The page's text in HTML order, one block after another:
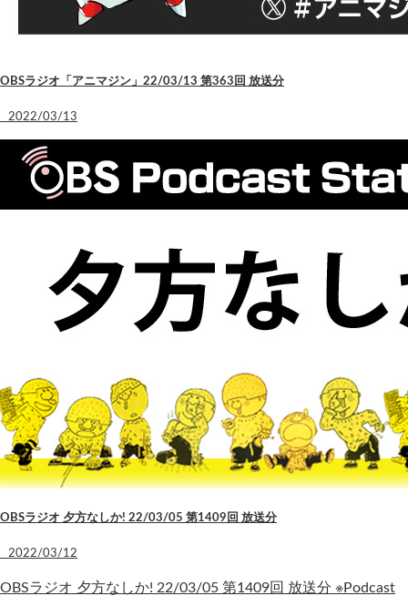
OBSラジオ「アニマジン」22/03/13 第363回 放送分
2022/03/13
OBSラジオ 夕方なしか! 22/03/05 第1409回 放送分
2022/03/12
OBSラジオ 夕方なしか! 22/03/05 第1409回 放送分 ※Podcast